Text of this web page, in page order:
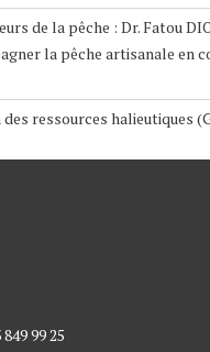
de la pêche : Dr. Fatou
la pêche artisanale en
ressources halieutiques
849 99 25